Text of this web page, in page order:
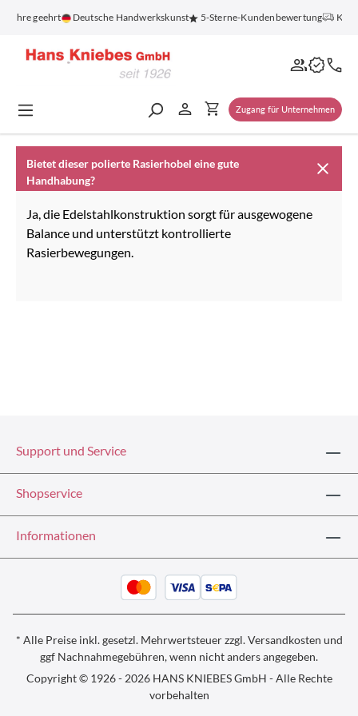
springen
Jahre geehrt Deutsche Handwerkskunst 5-Sterne-Kundenbewertung
Zugang für Unternehmen
Bietet dieser polierte Rasierhobel eine gute
Handhabung?
Ja, die Edelstahlkonstruktion sorgt für ausgewogene
Balance und unterstützt kontrollierte
Rasierbewegungen.
Support und Service
Shopservice
Informationen
* Alle Preise inkl. gesetzl. Mehrwertsteuer zzgl.Versandkosten und
ggf Nachnahmegebühren, wenn nicht anders angegeben.
Copyright © 1926 - 2026 HANS KNIEBES GmbH - Alle Rechte
vorbehalten